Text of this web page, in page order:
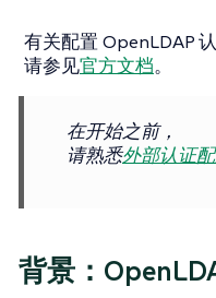
有关配置 OpenLDAP
请参见官方文档。
在开始之前，
请熟悉外部认证
背景：